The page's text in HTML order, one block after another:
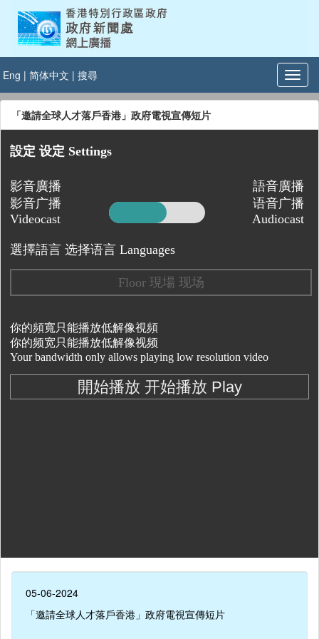
Eng | 简体中文 | 搜尋
「邀請全球人才落戶香港」政府電視宣傳短片
05-06-2024
「邀請全球人才落戶香港」政府電視宣傳短片